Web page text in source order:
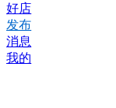
好店
发布
消息
我的